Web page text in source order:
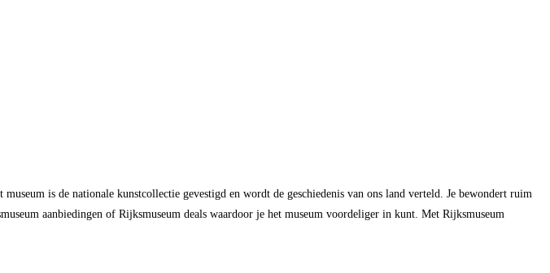
is de nationale kunstcollectie gevestigd en wordt de geschiedenis van ons land verteld. Je bewondert ruim
aanbiedingen of Rijksmuseum deals waardoor je het museum voordeliger in kunt. Met Rijksmuseum